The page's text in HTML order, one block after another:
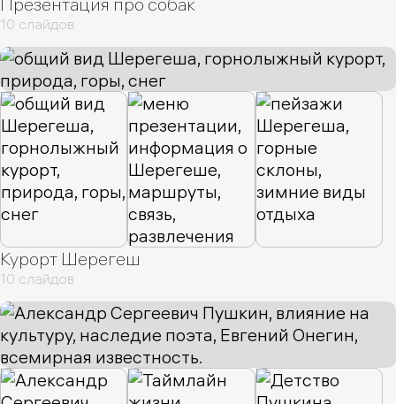
Стоимость 1 Образ 1
Цели 1 План 1 Безопасность 1 Основы 1
Переговоры 1 Фотография
Универсальный
Музей 1 Для Инвесторов
10 слайдов
Курорт Шерегеш
10 слайдов